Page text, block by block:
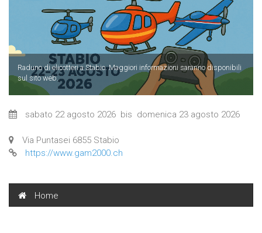
Raduno di elicotteri a Stabio. Maggiori informazioni saranno disponibili
sul sito web.
sabato 22 agosto 2026 bis domenica 23 agosto 2026
Via Puntasei 6855 Stabio
https://www.gam2000.ch
Home